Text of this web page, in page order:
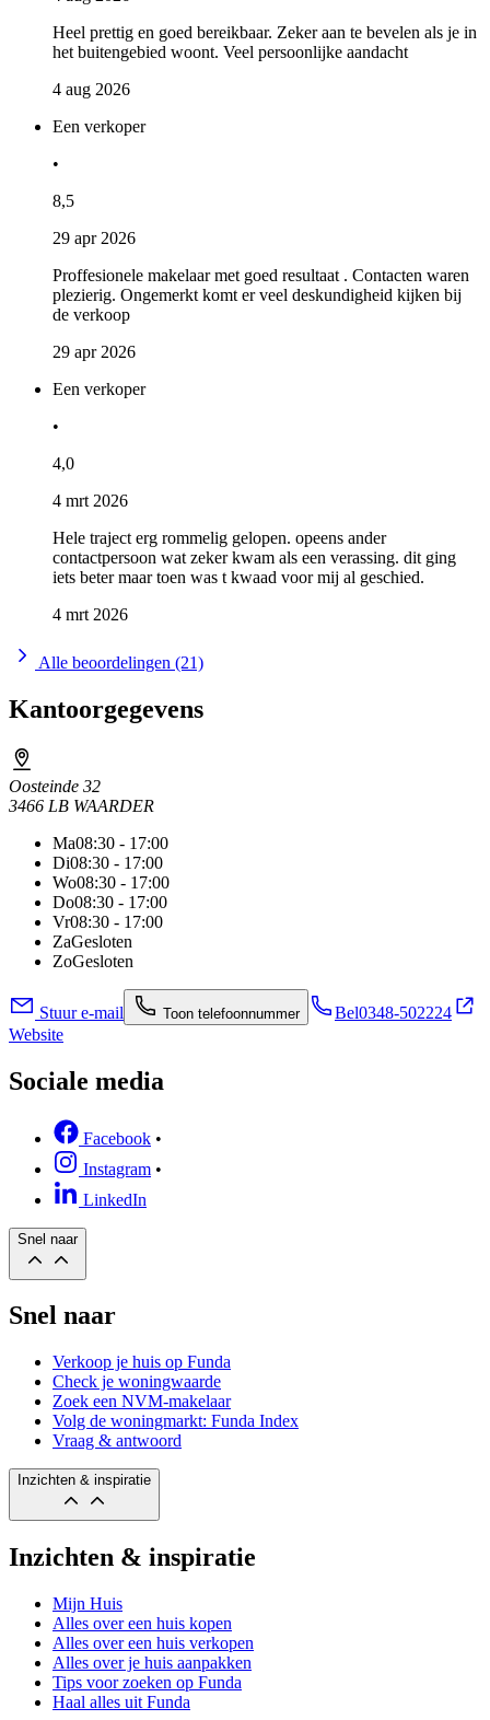
Heel prettig en goed bereikbaar. Zeker aan te bevelen als je in
het buitengebied woont. Veel persoonlijke aandacht
4 aug 2026
Een verkoper
•
8,5
29 apr 2026
Proffesionele makelaar met goed resultaat . Contacten waren
plezierig. Ongemerkt komt er veel deskundigheid kijken bij
de verkoop
29 apr 2026
Een verkoper
•
4,0
4 mrt 2026
Hele traject erg rommelig gelopen. opeens ander
contactpersoon wat zeker kwam als een verassing. dit ging
iets beter maar toen was t kwaad voor mij al geschied.
4 mrt 2026
Alle beoordelingen (21)
Kantoorgegevens
Oosteinde 32
3466 LB WAARDER
Ma08:30 - 17:00
Di08:30 - 17:00
Wo08:30 - 17:00
Do08:30 - 17:00
Vr08:30 - 17:00
ZaGesloten
ZoGesloten
Stuur e-mail Toon telefoonnummer Bel0348-502224
Website
Sociale media
Facebook •
Instagram •
LinkedIn
Snel naar
Snel naar
Verkoop je huis op Funda
Check je woningwaarde
Zoek een NVM-makelaar
Volg de woningmarkt: Funda Index
Vraag & antwoord
Inzichten & inspiratie
Inzichten & inspiratie
Mijn Huis
Alles over een huis kopen
Alles over een huis verkopen
Alles over je huis aanpakken
Tips voor zoeken op Funda
Haal alles uit Funda